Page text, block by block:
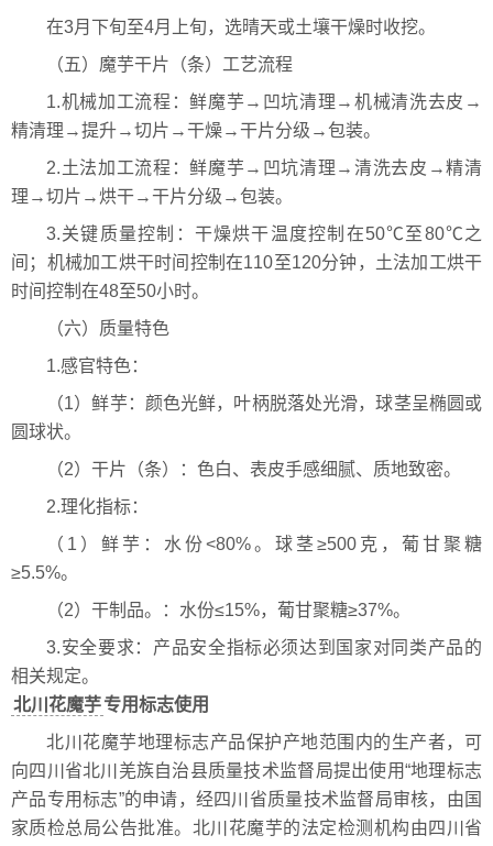
在3月下旬至4月上旬，选晴天或土壤干燥时收挖。
（五）魔芋干片（条）工艺流程
1.机械加工流程：鲜魔芋→凹坑清理→机械清洗去皮→
精清理→提升→切片→干燥→干片分级→包装。
2.土法加工流程：鲜魔芋→凹坑清理→清洗去皮→精清
理→切片→烘干→干片分级→包装。
3.关键质量控制：干燥烘干温度控制在50℃至80℃之
间；机械加工烘干时间控制在110至120分钟，土法加工烘干
时间控制在48至50小时。
（六）质量特色
1.感官特色：
（1）鲜芋：颜色光鲜，叶柄脱落处光滑，球茎呈椭圆或
圆球状。
（2）干片（条）：色白、表皮手感细腻、质地致密。
2.理化指标：
（1）鲜芋：水份<80%。球茎≥500克，葡甘聚糖
≥5.5%。
（2）干制品。：水份≤15%，葡甘聚糖≥37%。
3.安全要求：产品安全指标必须达到国家对同类产品的
相关规定。
北川花魔芋专用标志使用
北川花魔芋地理标志产品保护产地范围内的生产者，可
向四川省北川羌族自治县质量技术监督局提出使用“地理标志
产品专用标志”的申请，经四川省质量技术监督局审核，由国
家质检总局公告批准。北川花魔芋的法定检测机构由四川省